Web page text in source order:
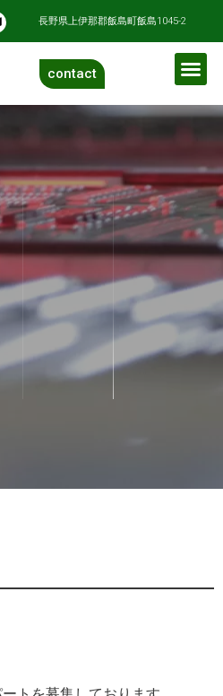
長野県上伊那郡飯島町飯島1045-2
contact